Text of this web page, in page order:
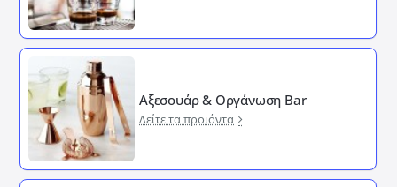
Αξεσουάρ & Οργάνωση Bar
Δείτε τα προιόντα